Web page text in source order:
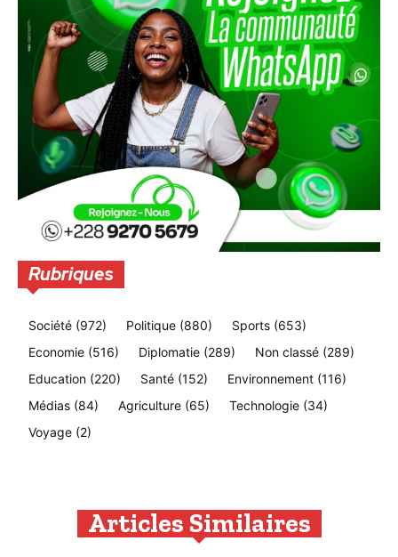
Rubriques
Société (972) Politique (880) Sports (653)
Economie (516) Diplomatie (289) Non classé (289)
Education (220) Santé (152) Environnement (116)
Médias (84) Agriculture (65) Technologie (34)
Voyage (2)
Articles Similaires